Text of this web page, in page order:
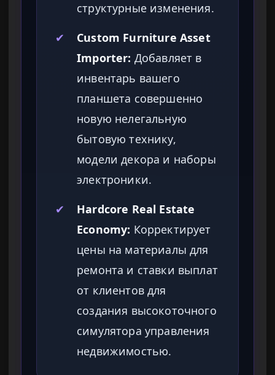
структурные изменения.
✔
Custom Furniture Asset
Importer: Добавляет в
инвентарь вашего
планшета совершенно
новую нелегальную
бытовую технику,
модели декора и наборы
электроники.
✔
Hardcore Real Estate
Economy: Корректирует
цены на материалы для
ремонта и ставки выплат
от клиентов для
создания высокоточного
симулятора управления
недвижимостью.